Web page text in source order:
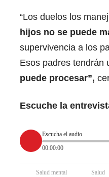
“Los duelos los
hijos no se puede
supervivencia a los
Esos padres tendrán
puede procesar”,
Escuche la
Escucha el audio
00:00:00
Salud mental Salud